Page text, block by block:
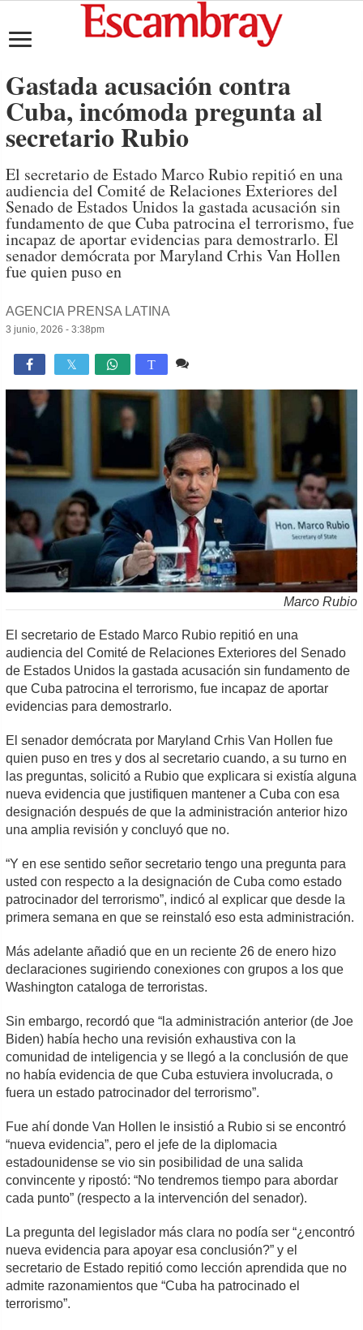
Gastada acusación contra
Cuba, incómoda pregunta al
secretario Rubio
El secretario de Estado Marco Rubio repitió en una
audiencia del Comité de Relaciones Exteriores del
Senado de Estados Unidos la gastada acusación sin
fundamento de que Cuba patrocina el terrorismo, fue
incapaz de aportar evidencias para demostrarlo. El
senador demócrata por Maryland Crhis Van Hollen
fue quien puso en
AGENCIA PRENSA LATINA
3 junio, 2026 - 3:38pm
 T
Marco Rubio
El secretario de Estado Marco Rubio repitió en una
audiencia del Comité de Relaciones Exteriores del Senado
de Estados Unidos la gastada acusación sin fundamento de
que Cuba patrocina el terrorismo, fue incapaz de aportar
evidencias para demostrarlo.
El senador demócrata por Maryland Crhis Van Hollen fue
quien puso en tres y dos al secretario cuando, a su turno en
las preguntas, solicitó a Rubio que explicara si existía alguna
nueva evidencia que justifiquen mantener a Cuba con esa
designación después de que la administración anterior hizo
una amplia revisión y concluyó que no.
“Y en ese sentido señor secretario tengo una pregunta para
usted con respecto a la designación de Cuba como estado
patrocinador del terrorismo”, indicó al explicar que desde la
primera semana en que se reinstaló eso esta administración.
Más adelante añadió que en un reciente 26 de enero hizo
declaraciones sugiriendo conexiones con grupos a los que
Washington cataloga de terroristas.
Sin embargo, recordó que “la administración anterior (de Joe
Biden) había hecho una revisión exhaustiva con la
comunidad de inteligencia y se llegó a la conclusión de que
no había evidencia de que Cuba estuviera involucrada, o
fuera un estado patrocinador del terrorismo”.
Fue ahí donde Van Hollen le insistió a Rubio si se encontró
“nueva evidencia”, pero el jefe de la diplomacia
estadounidense se vio sin posibilidad de una salida
convincente y ripostó: “No tendremos tiempo para abordar
cada punto” (respecto a la intervención del senador).
La pregunta del legislador más clara no podía ser “¿encontró
nueva evidencia para apoyar esa conclusión?” y el
secretario de Estado repitió como lección aprendida que no
admite razonamientos que “Cuba ha patrocinado el
terrorismo”.